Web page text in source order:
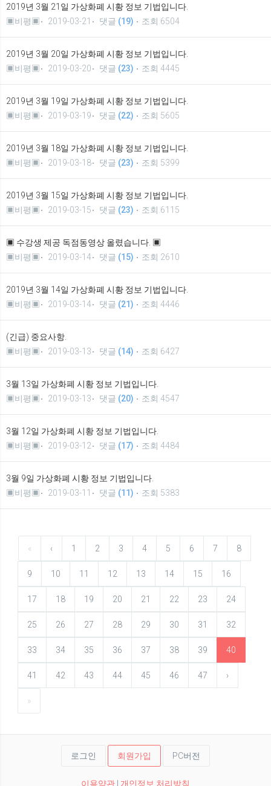
2019년 3월 21일 가상화폐 시황 정보 기법입니다.
▣비평▣
2019-03-21 댓글 (19) 조회 6504
2019년 3월 20일 가상화폐 시황 정보 기법입니다.
▣비평▣
2019-03-20 댓글 (23) 조회 4445
2019년 3월 19일 가상화폐 시황 정보 기법입니다.
▣비평▣
2019-03-19 댓글 (22) 조회 5605
2019년 3월 18일 가상화폐 시황 정보 기법입니다.
▣비평▣
2019-03-18 댓글 (23) 조회 5399
2019년 3월 15일 가상화폐 시황 정보 기법입니다.
▣비평▣
2019-03-15 댓글 (23) 조회 6115
▣ 수강생 제공 독점동영상 올렸습니다. ▣
▣비평▣
2019-03-14 댓글 (15) 조회 2610
2019년 3월 14일 가상화폐 시황 정보 기법입니다.
▣비평▣
2019-03-14 댓글 (21) 조회 4446
(긴급) 중요사항.
▣비평▣
2019-03-13 댓글 (14) 조회 6427
3월 13일 가상화폐 시황 정보 기법입니다.
▣비평▣
2019-03-13 댓글 (20) 조회 4547
3월 12일 가상화폐 시황 정보 기법입니다.
▣비평▣
2019-03-12 댓글 (17) 조회 4484
3월 9일 가상화폐 시황 정보 기법입니다.
▣비평▣
2019-03-11 댓글 (11) 조회 5383
« ‹ 1 2 3 4 5 6 7 8
9 10 11 12 13 14 15 16
17 18 19 20 21 22 23 24
25 26 27 28 29 30 31 32
33 34 35 36 37 38 39 40
41 42 43 44 45 46 47 ›
»
로그인 회원가입 PC버전
이용약관 개인정보 처리방침